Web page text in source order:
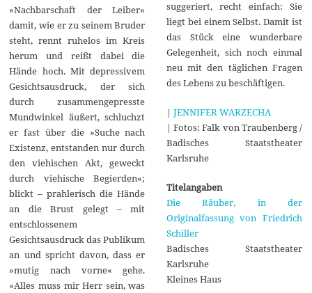
»Nachbarschaft der Leiber«
damit, wie er zu seinem Bruder
steht, rennt ruhelos im Kreis
herum und reißt dabei die
Hände hoch. Mit depressivem
Gesichtsausdruck, der sich
durch zusammengepresste
Mundwinkel äußert, schluchzt
er fast über die »Suche nach
Existenz, entstanden nur durch
den viehischen Akt, geweckt
durch viehische Begierden«;
blickt – prahlerisch die Hände
an die Brust gelegt – mit
entschlossenem
Gesichtsausdruck das Publikum
an und spricht davon, dass er
»mutig nach vorne« gehe.
»Alles muss mir Herr sein, was
suggeriert, recht einfach: Sie
liegt bei einem Selbst. Damit ist
das Stück eine wunderbare
Gelegenheit, sich noch einmal
neu mit den täglichen Fragen
des Lebens zu beschäftigen.
| JENNIFER WARZECHA
| Fotos: Falk von Traubenberg /
Badisches Staatstheater
Karlsruhe
Titelangaben
Die Räuber, in der
Originalfassung von Friedrich
Schiller
Badisches Staatstheater
Karlsruhe
Kleines Haus